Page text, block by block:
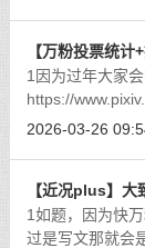
【万粉投票统
1因为过年大家
https://
关于万粉投票的
2026-03-26
【近况plus】
1如题，因为快
过是写文那就会